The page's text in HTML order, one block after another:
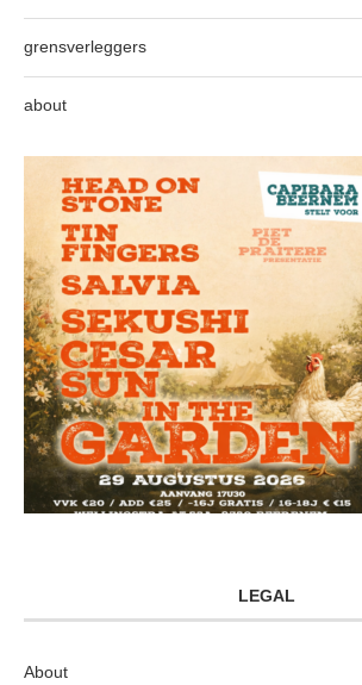
grensverleggers
about
LEGAL
About